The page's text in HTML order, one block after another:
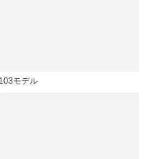
103モデル